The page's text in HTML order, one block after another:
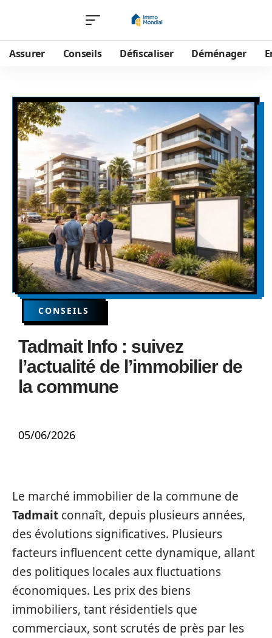
Assurer Conseils Défiscaliser Déménager
CONSEILS
Tadmait Info : suivez
l’actualité de l’immobilier de
la commune
05/06/2026
Le marché immobilier de la commune de
Tadmait connaît, depuis plusieurs années,
des évolutions significatives. Plusieurs
facteurs influencent cette dynamique, allant
des politiques locales aux fluctuations
économiques. Les prix des biens
immobiliers, tant résidentiels que
commerciaux, sont scrutés de près par les